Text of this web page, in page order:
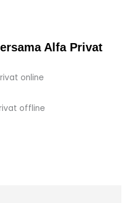
Alfa Privat